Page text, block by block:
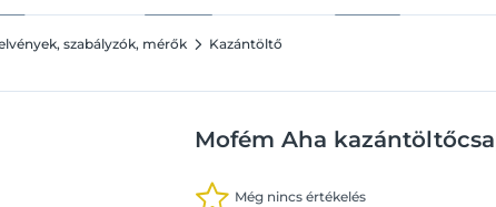
szabályzók, mérők Kazántöltő
Mofém Aha
Még nincs értékelés